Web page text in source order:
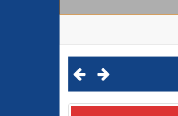
في محافظة الحديدة